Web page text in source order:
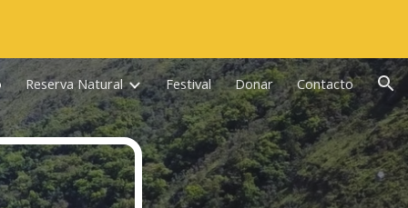
Reserva Natural Festival Donar Contacto